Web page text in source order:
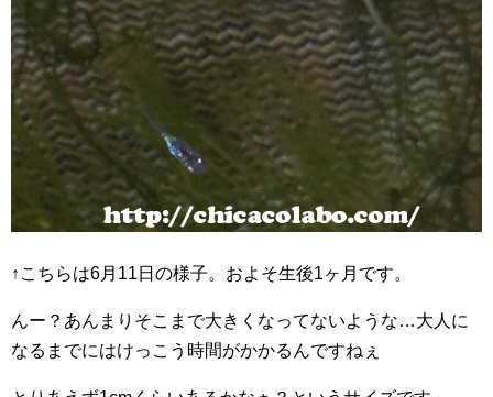
↑こちらは6月11日の様子。およそ生後1ヶ月です。
んー？あんまりそこまで大きくなってないような…大人に
なるまでにはけっこう時間がかかるんですねぇ